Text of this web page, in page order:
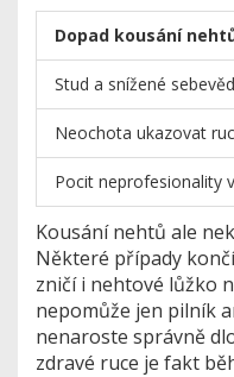
Dopad kousání
Stud a snížené
Neochota ukazovat
Pocit neprofesionality
Kousání nehtů ale
Některé případy
zničí i nehtové lůžko
nepomůže jen pilník
nenaroste správně
zdravé ruce je fakt